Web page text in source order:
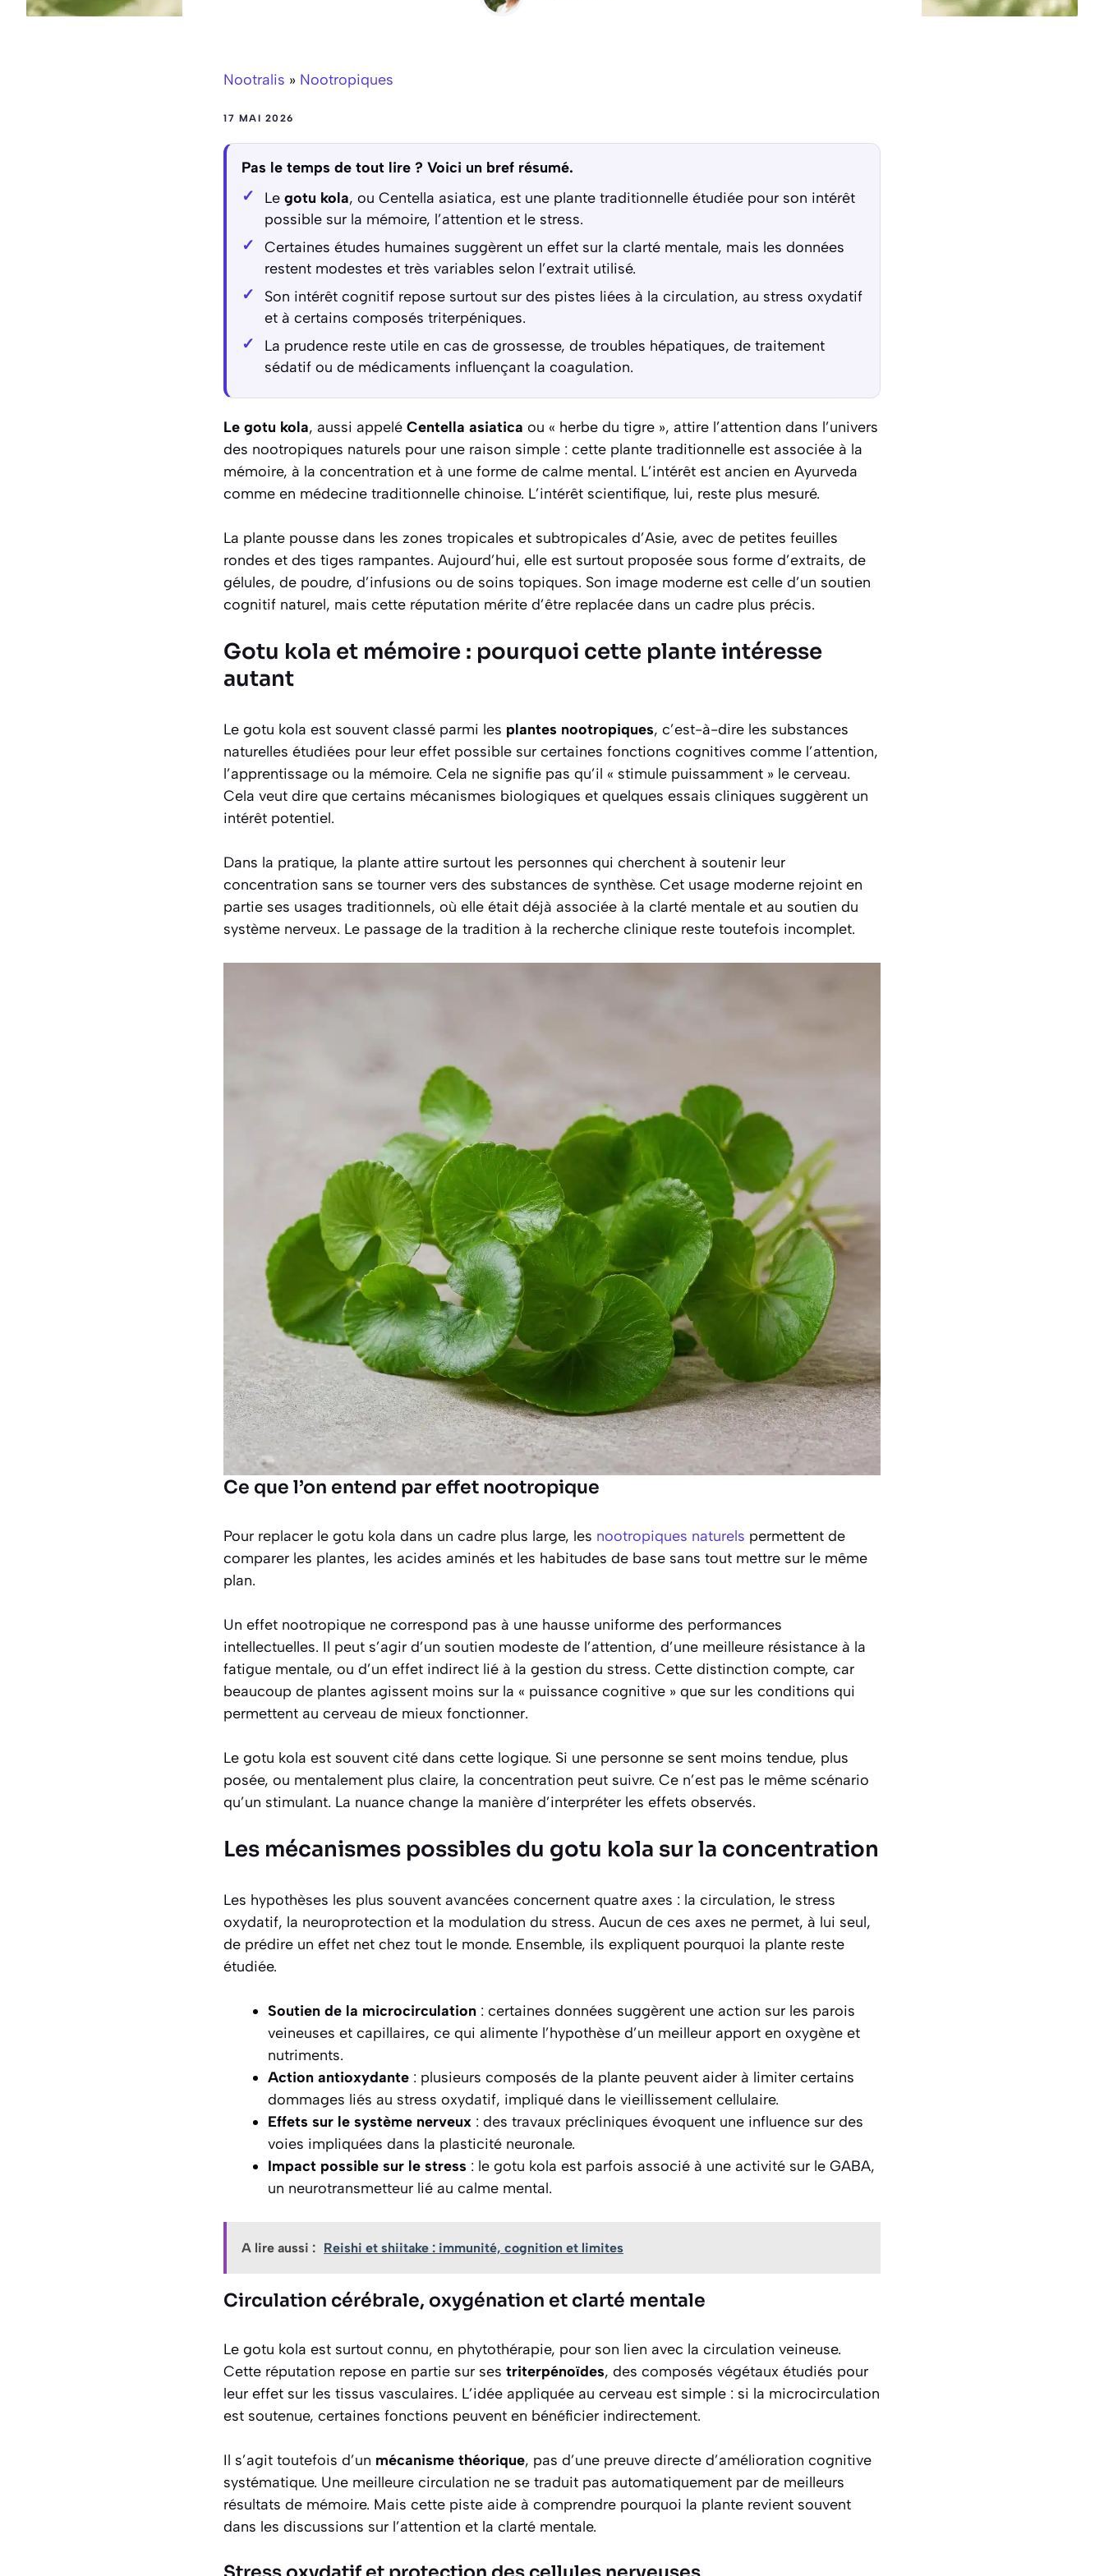
Nootralis » Nootropiques
17 MAI 2026
Pas le temps de tout lire ? Voici un bref résumé.
Le gotu kola, ou Centella asiatica, est une plante traditionnelle étudiée pour son intérêt
possible sur la mémoire, l’attention et le stress.
Certaines études humaines suggèrent un effet sur la clarté mentale, mais les données
restent modestes et très variables selon l’extrait utilisé.
Son intérêt cognitif repose surtout sur des pistes liées à la circulation, au stress oxydatif
et à certains composés triterpéniques.
La prudence reste utile en cas de grossesse, de troubles hépatiques, de traitement
sédatif ou de médicaments influençant la coagulation.
Le gotu kola, aussi appelé Centella asiatica ou « herbe du tigre », attire l’attention dans l’univers
des nootropiques naturels pour une raison simple : cette plante traditionnelle est associée à la
mémoire, à la concentration et à une forme de calme mental. L’intérêt est ancien en Ayurveda
comme en médecine traditionnelle chinoise. L’intérêt scientifique, lui, reste plus mesuré.
La plante pousse dans les zones tropicales et subtropicales d’Asie, avec de petites feuilles
rondes et des tiges rampantes. Aujourd’hui, elle est surtout proposée sous forme d’extraits, de
gélules, de poudre, d’infusions ou de soins topiques. Son image moderne est celle d’un soutien
cognitif naturel, mais cette réputation mérite d’être replacée dans un cadre plus précis.
Gotu kola et mémoire : pourquoi cette plante intéresse
autant
Le gotu kola est souvent classé parmi les plantes nootropiques, c’est-à-dire les substances
naturelles étudiées pour leur effet possible sur certaines fonctions cognitives comme l’attention,
l’apprentissage ou la mémoire. Cela ne signifie pas qu’il « stimule puissamment » le cerveau.
Cela veut dire que certains mécanismes biologiques et quelques essais cliniques suggèrent un
intérêt potentiel.
Dans la pratique, la plante attire surtout les personnes qui cherchent à soutenir leur
concentration sans se tourner vers des substances de synthèse. Cet usage moderne rejoint en
partie ses usages traditionnels, où elle était déjà associée à la clarté mentale et au soutien du
système nerveux. Le passage de la tradition à la recherche clinique reste toutefois incomplet.
Ce que l’on entend par effet nootropique
Pour replacer le gotu kola dans un cadre plus large, les nootropiques naturels permettent de
comparer les plantes, les acides aminés et les habitudes de base sans tout mettre sur le même
plan.
Un effet nootropique ne correspond pas à une hausse uniforme des performances
intellectuelles. Il peut s’agir d’un soutien modeste de l’attention, d’une meilleure résistance à la
fatigue mentale, ou d’un effet indirect lié à la gestion du stress. Cette distinction compte, car
beaucoup de plantes agissent moins sur la « puissance cognitive » que sur les conditions qui
permettent au cerveau de mieux fonctionner.
Le gotu kola est souvent cité dans cette logique. Si une personne se sent moins tendue, plus
posée, ou mentalement plus claire, la concentration peut suivre. Ce n’est pas le même scénario
qu’un stimulant. La nuance change la manière d’interpréter les effets observés.
Les mécanismes possibles du gotu kola sur la concentration
Les hypothèses les plus souvent avancées concernent quatre axes : la circulation, le stress
oxydatif, la neuroprotection et la modulation du stress. Aucun de ces axes ne permet, à lui seul,
de prédire un effet net chez tout le monde. Ensemble, ils expliquent pourquoi la plante reste
étudiée.
Soutien de la microcirculation : certaines données suggèrent une action sur les parois
veineuses et capillaires, ce qui alimente l’hypothèse d’un meilleur apport en oxygène et
nutriments.
Action antioxydante : plusieurs composés de la plante peuvent aider à limiter certains
dommages liés au stress oxydatif, impliqué dans le vieillissement cellulaire.
Effets sur le système nerveux : des travaux précliniques évoquent une influence sur des
voies impliquées dans la plasticité neuronale.
Impact possible sur le stress : le gotu kola est parfois associé à une activité sur le GABA,
un neurotransmetteur lié au calme mental.
A lire aussi : Reishi et shiitake : immunité, cognition et limites
Circulation cérébrale, oxygénation et clarté mentale
Le gotu kola est surtout connu, en phytothérapie, pour son lien avec la circulation veineuse.
Cette réputation repose en partie sur ses triterpénoïdes, des composés végétaux étudiés pour
leur effet sur les tissus vasculaires. L’idée appliquée au cerveau est simple : si la microcirculation
est soutenue, certaines fonctions peuvent en bénéficier indirectement.
Il s’agit toutefois d’un mécanisme théorique, pas d’une preuve directe d’amélioration cognitive
systématique. Une meilleure circulation ne se traduit pas automatiquement par de meilleurs
résultats de mémoire. Mais cette piste aide à comprendre pourquoi la plante revient souvent
dans les discussions sur l’attention et la clarté mentale.